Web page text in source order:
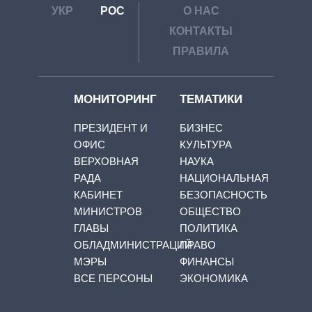
УКР РОС
О НАС
КОНТАКТЫ
ПРАВИЛА
МОНИТОРИНГ
ПРЕЗИДЕНТ И
ОФИС
ВЕРХОВНАЯ
РАДА
КАБИНЕТ
МИНИСТРОВ
ГЛАВЫ
ОБЛАДМИНИСТРАЦИЙ
МЭРЫ
ВСЕ ПЕРСОНЫ
ТЕМАТИКИ
БИЗНЕС
КУЛЬТУРА
НАУКА
НАЦИОНАЛЬНАЯ
БЕЗОПАСНОСТЬ
ОБЩЕСТВО
ПОЛИТИКА
ПРАВО
ФИНАНСЫ
ЭКОНОМИКА